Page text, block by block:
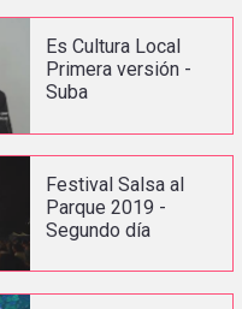
Es Cultura Local
Primera versión -
Suba
Festival Salsa al
Parque 2019 -
Segundo día